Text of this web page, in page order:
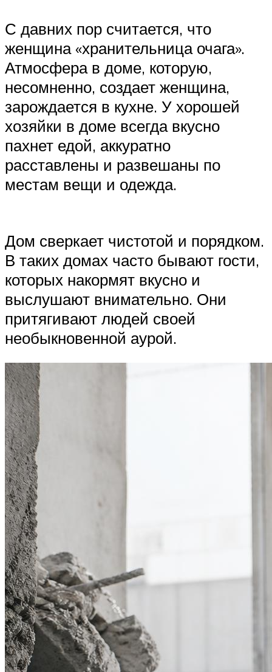
С давних пор считается, что
женщина «хранительница очага».
Атмосфера в доме, которую,
несомненно, создает женщина,
зарождается в кухне. У хорошей
хозяйки в доме всегда вкусно
пахнет едой, аккуратно
расставлены и развешаны по
местам вещи и одежда.
Дом сверкает чистотой и порядком.
В таких домах часто бывают гости,
которых накормят вкусно и
выслушают внимательно. Они
притягивают людей своей
необыкновенной аурой.